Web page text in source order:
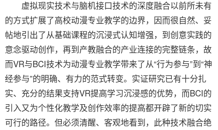
虚拟现实技术与脑机接口技术的深度融合以前所未有
的方式扩展了高校动漫专业教学的边界，因而很自然、妥
帖地引出了从基础课程的沉浸式认知增强，到创意实践的
意念驱动创作，再到产教融合的产业连接的完整链条，故
而VR与BCI技术为动漫专业教学带来了从“行为参与”到“神
经参与”的明确、有力的范式转变。实证研究已有十分扎
实、充分的结果支持VR提高学习沉浸感的优势，而BCI的
引入又为个性化教学及创作效率的提高都开辟了新的切实
可行的路径。但必须清醒、客观地看到，此种技术融合绝